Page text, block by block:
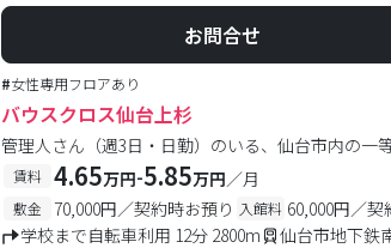
お問合せ
#女性専用フロアあり
バウスクロス仙台上杉
管理人さん（週3日・日勤）のいる、仙台市内の
賃料 4.65万円-5.85万円／月
敷金 70,000円／契約時お預り 入館料 60,000円／契
学校まで自転車利用 12分 2800m
仙台市地下鉄